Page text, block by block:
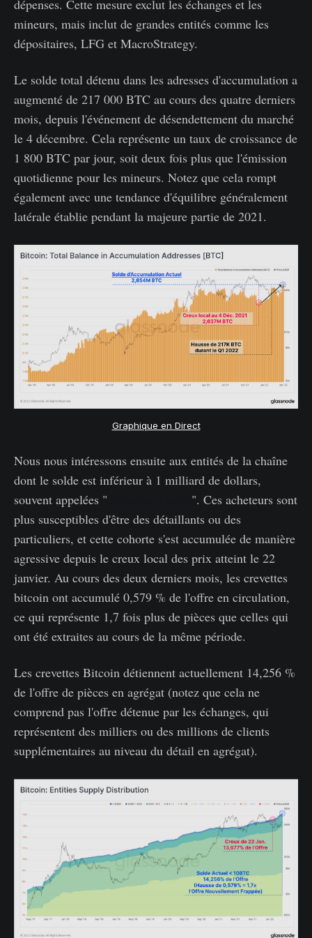
dépenses. Cette mesure exclut les échanges et les
mineurs, mais inclut de grandes entités comme les
dépositaires, LFG et MacroStrategy.
Le solde total détenu dans les adresses d'accumulation a
augmenté de 217 000 BTC au cours des quatre derniers
mois, depuis l'événement de désendettement du marché
le 4 décembre. Cela représente un taux de croissance de
1 800 BTC par jour, soit deux fois plus que l'émission
quotidienne pour les mineurs. Notez que cela rompt
également avec une tendance d'équilibre généralement
latérale établie pendant la majeure partie de 2021.
Graphique en Direct
Nous nous intéressons ensuite aux entités de la chaîne
dont le solde est inférieur à 1 milliard de dollars,
souvent appelées "
". Ces acheteurs sont
plus susceptibles d'être des détaillants ou des
particuliers, et cette cohorte s'est accumulée de manière
agressive depuis le creux local des prix atteint le 22
janvier. Au cours des deux derniers mois, les crevettes
bitcoin ont accumulé 0,579 % de l'offre en circulation,
ce qui représente 1,7 fois plus de pièces que celles qui
ont été extraites au cours de la même période.
Les crevettes Bitcoin détiennent actuellement 14,256 %
de l'offre de pièces en agrégat (notez que cela ne
comprend pas l'offre détenue par les échanges, qui
représentent des milliers ou des millions de clients
supplémentaires au niveau du détail en agrégat).